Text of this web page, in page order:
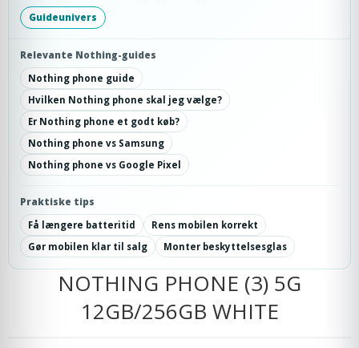
Guideunivers
Relevante Nothing-guides
Nothing phone guide
Hvilken Nothing phone skal jeg vælge?
Er Nothing phone et godt køb?
Nothing phone vs Samsung
Nothing phone vs Google Pixel
Praktiske tips
Få længere batteritid
Rens mobilen korrekt
Gør mobilen klar til salg
Monter beskyttelsesglas
NOTHING PHONE (3) 5G
12GB/256GB WHITE